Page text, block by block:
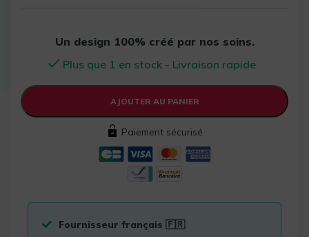
Un design 100% créé par nos soins.
Plus que 1 en stock - Livraison rapide
AJOUTER AU PANIER
Paiement sécurisé
Fournisseur français 🇫🇷